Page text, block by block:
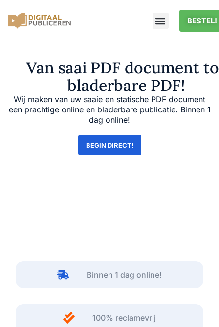
BESTEL!
Van saai PDF document
bladerbare PDF!
Wij maken van uw saaie en statische PDF document
een prachtige online en bladerbare publicatie. Binnen 1
dag online!
BEGIN DIRECT!
Binnen 1 dag online!
100% reclamevrij